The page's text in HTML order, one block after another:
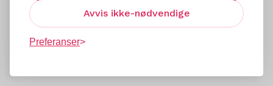
Avvis ikke-nødvendige
Preferanser